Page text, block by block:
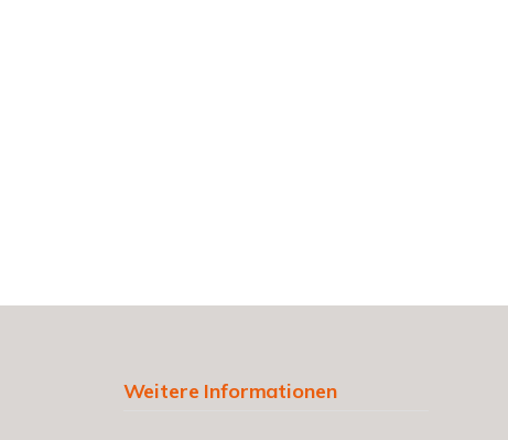
Weitere Informationen